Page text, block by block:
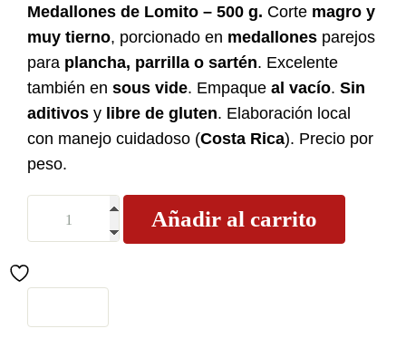
Medallones de Lomito – 500 g. Corte magro y
muy tierno, porcionado en medallones parejos
para plancha, parrilla o sartén. Excelente
también en sous vide. Empaque al vacío. Sin
aditivos y libre de gluten. Elaboración local
con manejo cuidadoso (Costa Rica). Precio por
peso.
Añadir al carrito